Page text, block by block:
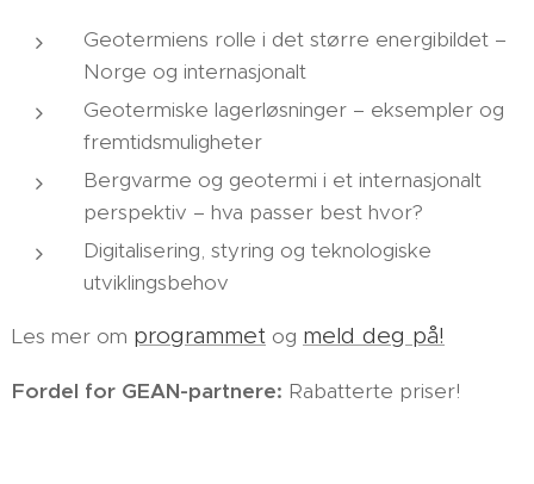
Geotermiens rolle i det større energibildet –
Norge og internasjonalt
Geotermiske lagerløsninger – eksempler og
fremtidsmuligheter
Bergvarme og geotermi i et internasjonalt
perspektiv – hva passer best hvor?
Digitalisering, styring og teknologiske
utviklingsbehov
Les mer om programmet og meld deg på!
Fordel for GEAN-partnere: Rabatterte priser!